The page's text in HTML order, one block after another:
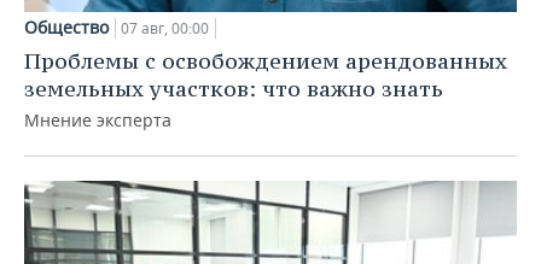
Общество 07 авг, 00:00
Проблемы с освобождением арендованных
земельных участков: что важно знать
Мнение эксперта